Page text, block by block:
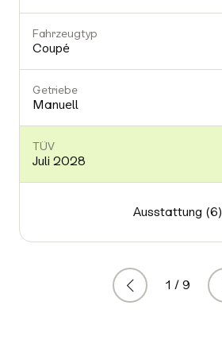
Fahrzeugtyp
Coupé
Getriebe
Manuell
TÜV
Juli 2028
Ausstattung (6)
Zurück
1 / 9